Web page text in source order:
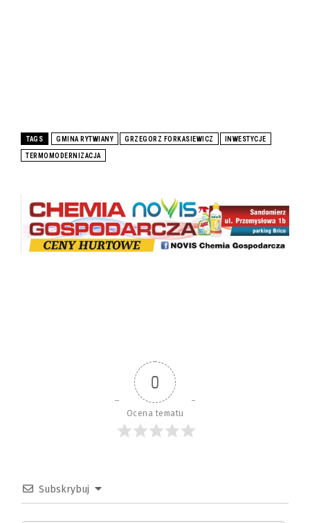
TAGS GMINA RYTWIANY GRZEGORZ FORKASIEWICZ INWESTYCJE
TERMOMODERNIZACJA
0
Ocena tematu
Subskrybuj